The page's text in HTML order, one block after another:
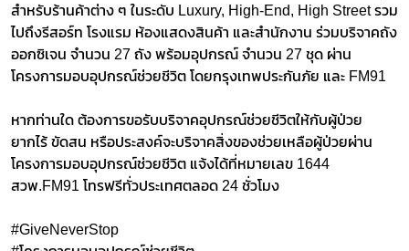
สำหรับร้านค้าต่าง ๆ ในระดับ Luxury, High-End, High Street รวม
ไปถึงรีสอร์ท โรงแรม ห้องแสดงสินค้า และสำนักงาน ร่วมบริจาคถัง
ออกซิเจน จำนวน 27 ถัง พร้อมอุปกรณ์ จำนวน 27 ชุด ผ่าน
โครงการมอบอุปกรณ์ช่วยชีวิต โดยกรุงเทพประกันภัย และ FM91
หากท่านใด ต้องการขอรับบริจาคอุปกรณ์ช่วยชีวิตให้กับผู้ป่วย
ยากไร้ ขัดสน หรือประสงค์จะบริจาคสิ่งของช่วยเหลือผู้ป่วยผ่าน
โครงการมอบอุปกรณ์ช่วยชีวิต แจ้งได้ที่หมายเลข 1644
สวพ.FM91 โทรฟรีทั่วประเทศตลอด 24 ชั่วโมง
#GiveNeverStop